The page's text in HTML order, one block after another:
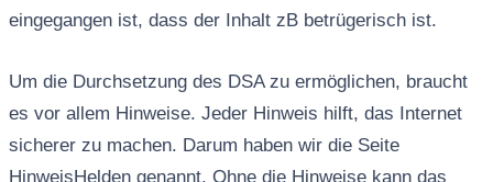
eingegangen ist, dass der Inhalt zB betrügerisch ist.
Um die Durchsetzung des DSA zu ermöglichen, braucht
es vor allem Hinweise. Jeder Hinweis hilft, das Internet
sicherer zu machen. Darum haben wir die Seite
HinweisHelden genannt. Ohne die Hinweise kann das